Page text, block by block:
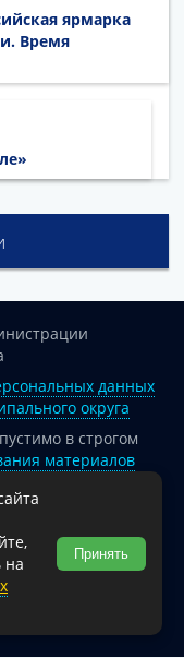
ярмарка
Время
данных
округа
в строгом
материалов
ссылка
интернет-портал
округа.
на
Принять